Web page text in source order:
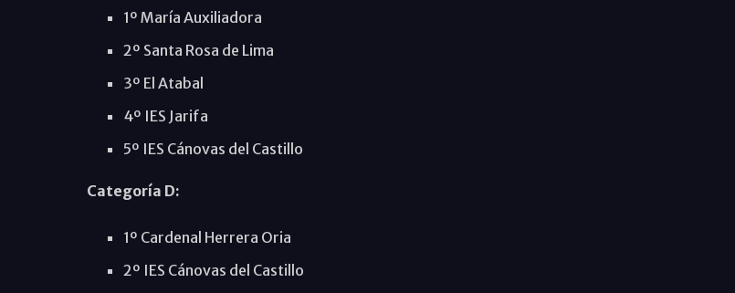
1º María Auxiliadora
2º Santa Rosa de Lima
3º El Atabal
4º IES Jarifa
5º IES Cánovas del Castillo
Categoría D:
1º Cardenal Herrera Oria
2º IES Cánovas del Castillo